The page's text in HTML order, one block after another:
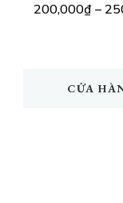
200,000₫–
CỬA